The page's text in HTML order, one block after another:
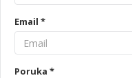
Email *
Poruka *